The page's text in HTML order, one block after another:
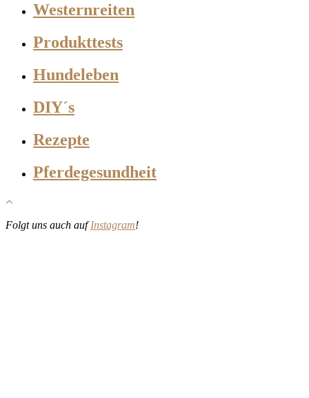
Westernreiten
Produkttests
Hundeleben
DIY´s
Rezepte
Pferdegesundheit
Folgt uns auch aufInstagram!